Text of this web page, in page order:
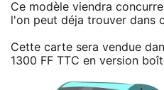
Ce modèle viendra
l'on peut déja trouver dans
Cette carte sera vendue
1300 FF TTC en version